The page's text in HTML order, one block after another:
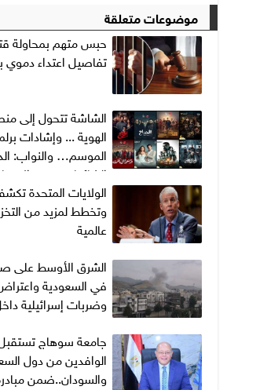
موضوعات متعلقة
حبس متهم بمحاولة
تفاصيل اعتداء
الشاشة تتحول إلى
الهوية ... وإشادات
الموسم… والنواب:
الشائعات وتعيد
الولايات المتحدة
وتخطط لمزيد من
عالمية
الشرق الأوسط على
في السعودية
وضربات إسرائيلية
جامعة سوهاج
الوافدين من دول
والسودان..ضمن